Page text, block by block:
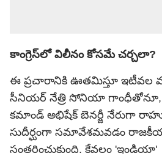
కాంగ్రెస్‌లో విలీనం కోసమే చర్చలా?
ఈ ప్రచారానికి ఊతమిస్తూ ఇటీవల
సీనియర్ నేత్రి సోనియా గాంధీతోనూ,
కమాండ్ అభిషేక్ బెనర్జీ నేరుగా
సుదీర్ఘంగా సమావేశమవడం
సంతరించుకుంది. కేవలం